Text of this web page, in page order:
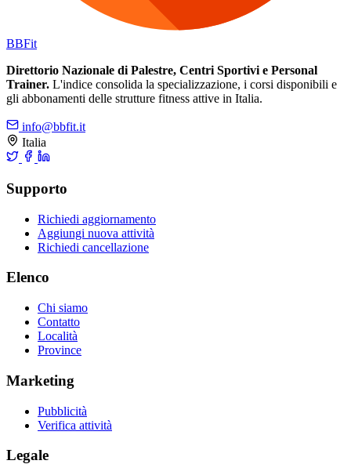
BBFit
Direttorio Nazionale di Palestre, Centri Sportivi e Personal
Trainer. L'indice consolida la specializzazione, i corsi disponibili e
gli abbonamenti delle strutture fitness attive in Italia.
info@bbfit.it
Italia
Supporto
Richiedi aggiornamento
Aggiungi nuova attività
Richiedi cancellazione
Elenco
Chi siamo
Contatto
Località
Province
Marketing
Pubblicità
Verifica attività
Legale